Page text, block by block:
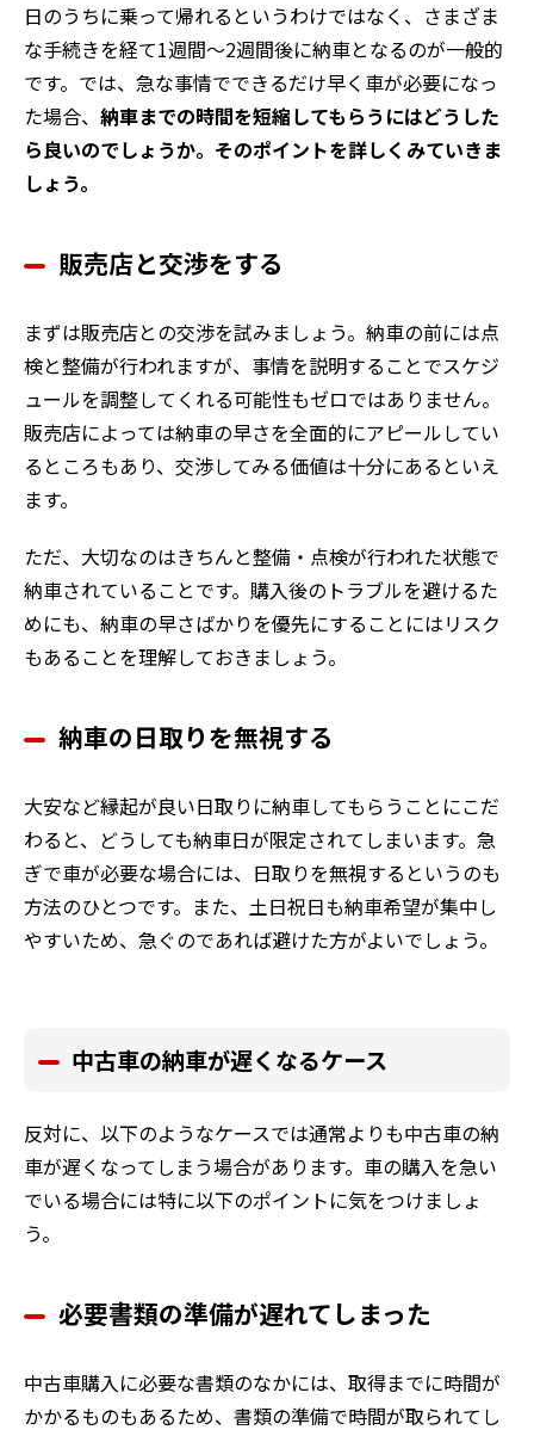
日のうちに乗って帰れるというわけではなく、さまざま
な手続きを経て1週間〜2週間後に納車となるのが一般的
です。では、急な事情でできるだけ早く車が必要になっ
た場合、 納車までの時間を短縮してもらうにはどうした
ら良いのでしょうか。そのポイントを詳しくみていきま
しょう。
販売店と交渉をする
まずは販売店との交渉を試みましょう。納車の前には点
検と整備が行われますが、事情を説明することでスケジ
ュールを調整してくれる可能性もゼロではありません。
販売店によっては納車の早さを全面的にアピールしてい
るところもあり、交渉してみる価値は十分にあるといえ
ます。
ただ、大切なのはきちんと整備・点検が行われた状態で
納車されていることです。購入後のトラブルを避けるた
めにも、納車の早さばかりを優先にすることにはリスク
もあることを理解しておきましょう。
納車の日取りを無視する
大安など縁起が良い日取りに納車してもらうことにこだ
わると、どうしても納車日が限定されてしまいます。急
ぎで車が必要な場合には、日取りを無視するというのも
方法のひとつです。また、土日祝日も納車希望が集中し
やすいため、急ぐのであれば避けた方がよいでしょう。
中古車の納車が遅くなるケース
反対に、以下のようなケースでは通常よりも中古車の納
車が遅くなってしまう場合があります。車の購入を急い
でいる場合には特に以下のポイントに気をつけましょ
う。
必要書類の準備が遅れてしまった
中古車購入に必要な書類のなかには、取得までに時間が
かかるものもあるため、書類の準備で時間が取られてし